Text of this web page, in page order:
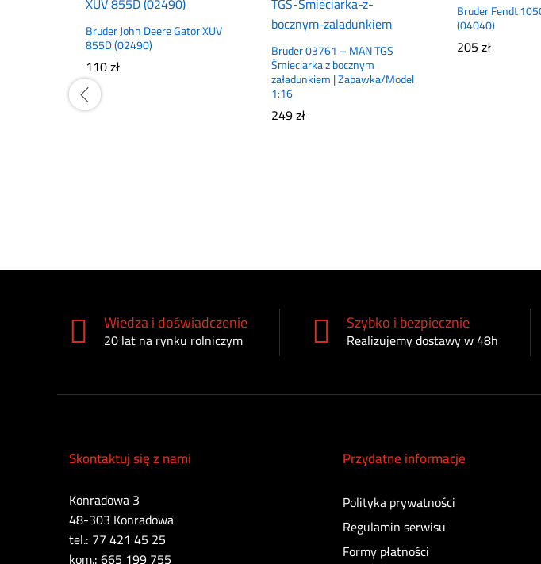
Bruder John Deere Gator XUV
855D (02490)
110zł
Bruder 03761 – MAN TGS
Śmieciarka z bocznym
załadunkiem | Zabawka/Model
1:16
249zł
Bruder Fendt
(04040)
205zł
Wiedza i doświadczenie
20 lat na rynku rolniczym
Szybko i bezpiecznie
Realizujemy dostawy w 48h
Skontaktuj się z nami
Konradowa 3
48-303 Konradowa
tel.: 77 421 45 25
Przydatne informacje
Polityka prywatności
Regulamin serwisu
Formy płatności